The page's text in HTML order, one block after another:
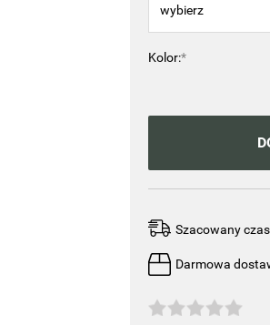
*
Kolor:
Szacowany
Darmowa